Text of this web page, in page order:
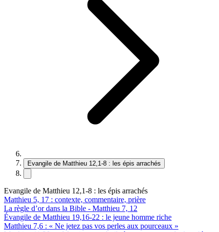
Evangile de Matthieu 12,1-8 : les épis arrachés
Evangile de Matthieu 12,1-8 : les épis arrachés
Matthieu 5, 17 : contexte, commentaire, prière
La règle d’or dans la Bible - Matthieu 7, 12
Évangile de Matthieu 19,16-22 : le jeune homme riche
Matthieu 7,6 : « Ne jetez pas vos perles aux pourceaux »